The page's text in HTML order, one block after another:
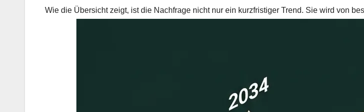
Wie die Übersicht zeigt, ist die Nachfrage nicht nur ein kurzfristiger Trend. Sie wird von